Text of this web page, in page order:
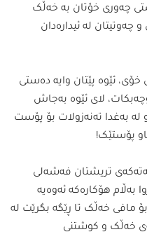
چەوری خۆتان بە خەڵک
چەوتیتان لە ئیدارەدان
ئێوە پێتان وایە دەستی
لای ئێوە بەجاش
لە بەغدا تەنەزولات بۆ پۆست
پۆستێک!
تریشتان فەشەلی
بەڵام هۆکارەکە ئەوەیە
مافی خەڵک تا ڕێگە بگرێت لە
خەڵک و کوشتنی